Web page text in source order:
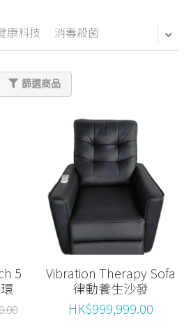
Care 到戶傷口護理服務
過往課程
康科技 消毒殺菌
篩選商品
5
Vibration Therapy Sofa
律動養生沙發
HK$999,999.00